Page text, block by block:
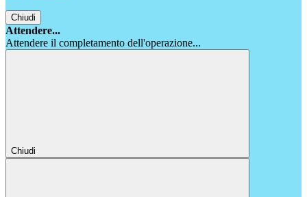
Chiudi
Attendere...
Attendere il completamento dell'operazione...
Chiudi